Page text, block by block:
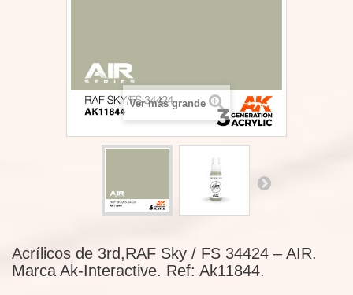
Ver más grande
Acrílicos de 3rd,RAF Sky / FS 34424 – AIR.
Marca Ak-Interactive. Ref: Ak11844.